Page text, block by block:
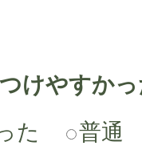
けやすか
た
普通